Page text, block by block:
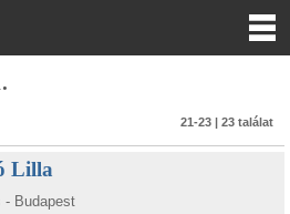
21-23 | 23 találat
Lilla
- Budapest